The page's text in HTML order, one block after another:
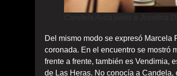
Del mismo modo se expresó
coronada. En el encuentro se mostró
frente a frente, también es Vendimia,
de Las Heras. No conocía a